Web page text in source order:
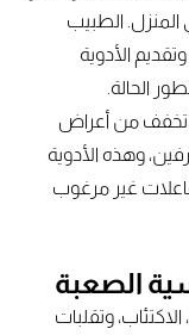
الطبيب
الأدوية
الحالة.
تخفف من أعراض
وهذه الأدوية
غير مرغوب
وتقلبات